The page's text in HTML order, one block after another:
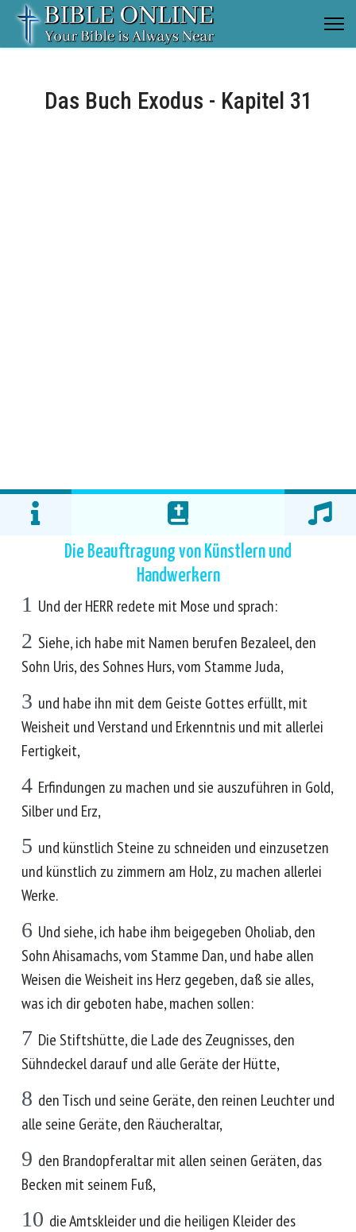
Das Buch Exodus - Kapitel 31
Die Beauftragung von Künstlern und
Handwerkern
1 Und der HERR redete mit Mose und sprach:
2 Siehe, ich habe mit Namen berufen Bezaleel, den
Sohn Uris, des Sohnes Hurs, vom Stamme Juda,
3 und habe ihn mit dem Geiste Gottes erfüllt, mit
Weisheit und Verstand und Erkenntnis und mit allerlei
Fertigkeit,
4 Erfindungen zu machen und sie auszuführen in Gold,
Silber und Erz,
5 und künstlich Steine zu schneiden und einzusetzen
und künstlich zu zimmern am Holz, zu machen allerlei
Werke.
6 Und siehe, ich habe ihm beigegeben Oholiab, den
Sohn Ahisamachs, vom Stamme Dan, und habe allen
Weisen die Weisheit ins Herz gegeben, daß sie alles,
was ich dir geboten habe, machen sollen:
7 Die Stiftshütte, die Lade des Zeugnisses, den
Sühndeckel darauf und alle Geräte der Hütte,
8 den Tisch und seine Geräte, den reinen Leuchter und
alle seine Geräte, den Räucheraltar,
9 den Brandopferaltar mit allen seinen Geräten, das
Becken mit seinem Fuß,
10 die Amtskleider und die heiligen Kleider des